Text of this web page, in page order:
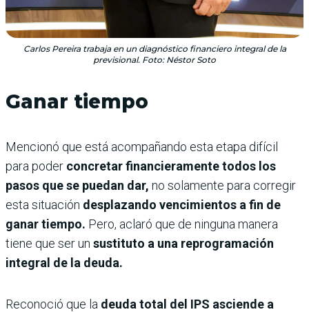
Carlos Pereira trabaja en un diagnóstico financiero integral de la
previsional. Foto: Néstor Soto
Ganar tiempo
Mencionó que está acompañando esta etapa difícil
para poder concretar financieramente todos los
pasos que se puedan dar, no solamente para corregir
esta situación desplazando vencimientos a fin de
ganar tiempo. Pero, aclaró que de ninguna manera
tiene que ser un sustituto a una reprogramación
integral de la deuda.
Reconoció que la deuda total del IPS asciende a